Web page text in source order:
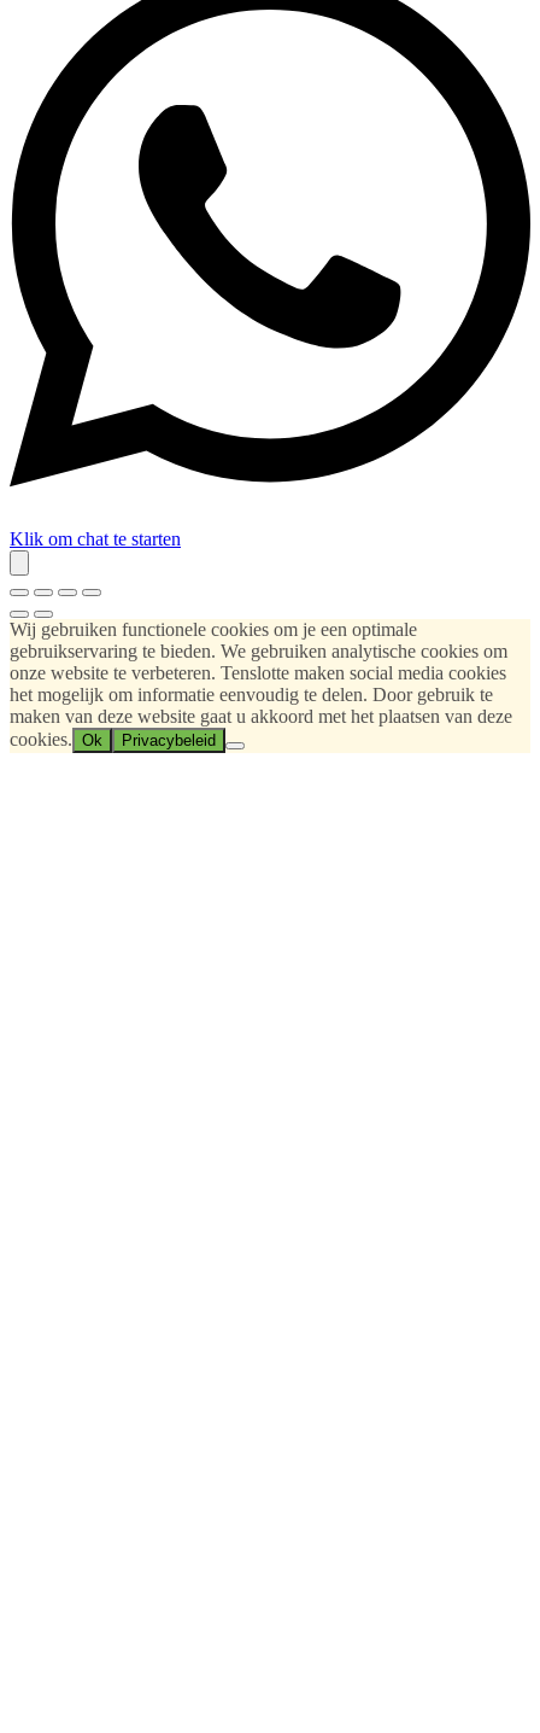
Klik om chat te starten
Wij gebruiken functionele cookies om je een optimale
gebruikservaring te bieden. We gebruiken analytische cookies om
onze website te verbeteren. Tenslotte maken social media cookies
het mogelijk om informatie eenvoudig te delen. Door gebruik te
maken van deze website gaat u akkoord met het plaatsen van deze
cookies. Ok Privacybeleid